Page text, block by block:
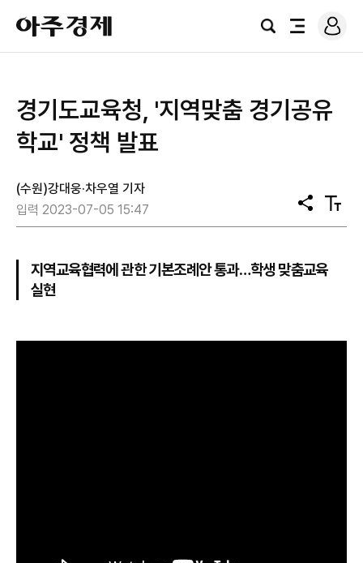
아
주
경
검
전
로
그
경기도교육청, '지역맞춤 경기공유
학교' 정책 발표
(수원)강대웅·차우열 기자
입력 2023-07-05 15:47
공
유
텍
스
지역교육협력에 관한 기본조례안 통과…학생 맞춤교육
실현